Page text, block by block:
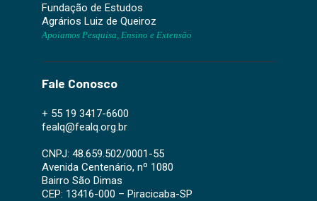
Fundação de Estudos
Agrários Luiz de Queiroz
Apoiamos Pesquisa, Ensino e Extensão
Fale Conosco
+ 55 19 3417-6600
fealq@fealq.org.br
CNPJ: 48.659.502/0001-55
Avenida Centenário, nº 1080
Bairro São Dimas
CEP: 13416-000 – Piracicaba-SP